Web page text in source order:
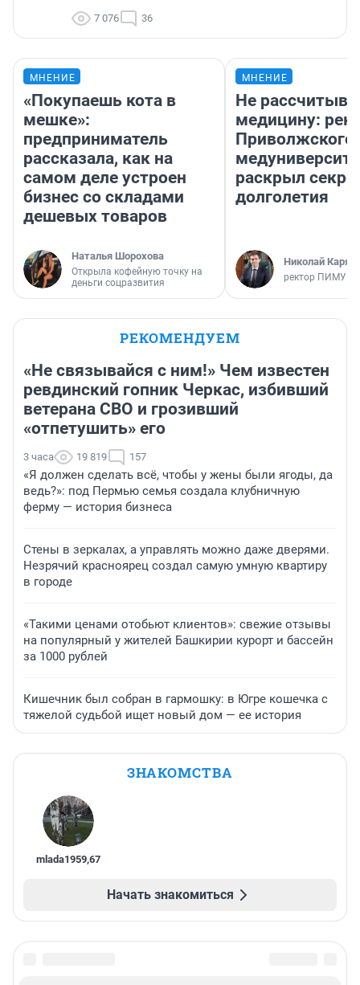
7 076 36
МНЕНИЕ
«Покупаешь кота в
мешке»:
предприниматель
рассказала, как на
самом деле устроен
бизнес со складами
дешевых товаров
Наталья Шорохова
Открыла кофейную точку на
деньги соцразвития
МНЕНИЕ
Не
медицину:
Приволжского
раскрыл
долголетия
Николай
ректор ПИМУ
РЕКОМЕНДУЕМ
«Не связывайся с ним!» Чем известен
ревдинский гопник Черкас, избивший
ветерана СВО и грозивший
«отпетушить» его
3 часа 19 819 157
«Я должен сделать всё, чтобы у жены были ягоды, да
ведь?»: под Пермью семья создала клубничную
ферму — история бизнеса
Стены в зеркалах, а управлять можно даже дверями.
Незрячий красноярец создал самую умную квартиру
в городе
«Такими ценами отобьют клиентов»: свежие отзывы
на популярный у жителей Башкирии курорт и бассейн
за 1000 рублей
Кишечник был собран в гармошку: в Югре кошечка с
тяжелой судьбой ищет новый дом — ее история
ЗНАКОМСТВА
mlada1959,67
Начать знакомиться